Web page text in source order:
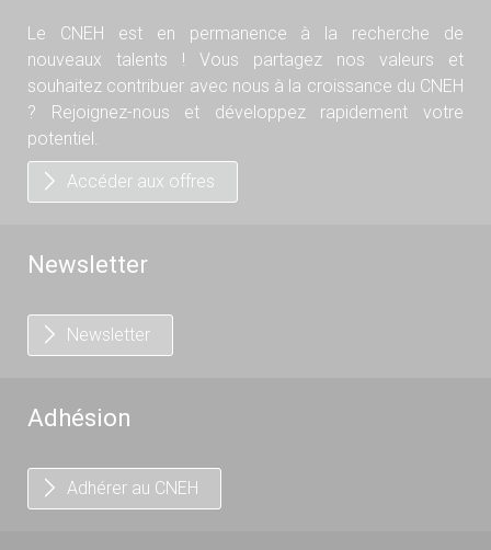
Le CNEH est en permanence à la recherche de
nouveaux talents ! Vous partagez nos valeurs et
souhaitez contribuer avec nous à la croissance du CNEH
? Rejoignez-nous et développez rapidement votre
potentiel.
Accéder aux offres
Newsletter
Newsletter
Adhésion
Adhérer au CNEH